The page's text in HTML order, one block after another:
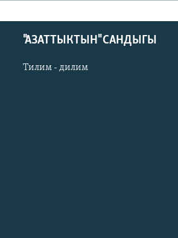
"АЗАТТЫКТЫН" САНДЫГЫ
Тилим - дилим